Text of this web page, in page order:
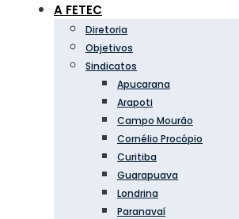
A FETEC
Diretoria
Objetivos
Sindicatos
Apucarana
Arapoti
Campo Mourão
Cornélio Procópio
Curitiba
Guarapuava
Londrina
Paranavaí